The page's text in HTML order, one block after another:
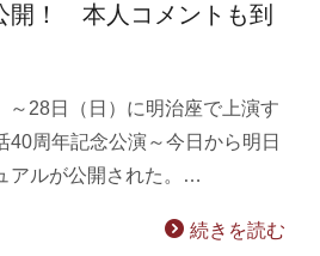
開！ 本人コメントも到
～28日（日）に明治座で上演す
40周年記念公演～今日から明日
アルが公開された。…
続きを読む